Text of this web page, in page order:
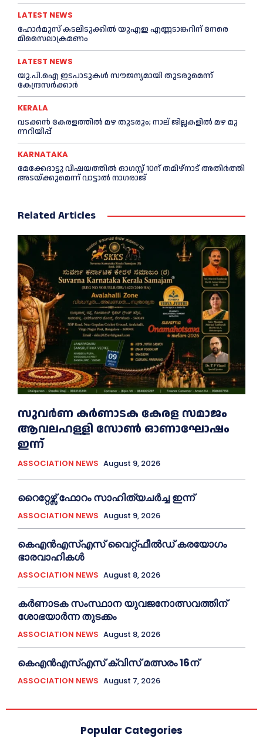
LATEST NEWS
ഹോര്‍മുസ് കടലിടുക്കില്‍ യുഎഇ എണ്ണടാങ്കറിന് നേരെ
മിസൈലാക്രമണം
LATEST NEWS
യു.പി.ഐ ഇടപാടുകൾ സൗജന്യമായി തുടരുമെന്ന്
കേന്ദ്രസർക്കാർ
KERALA
വ​ട​ക്ക​ൻ കേരളത്തില്‍ മഴ തുടരും; നാ​ല് ജി​ല്ല​ക​ളി​ൽ മ​ഴ മു​
ന്ന​റി​യി​പ്പ്
KARNATAKA
മേക്കേദാട്ടു വിഷയത്തിൽ ഓഗസ്റ്റ് 10ന് തമിഴ്നാട് അതിർത്തി
അടയ്ക്കുമെന്ന് വാട്ടാൽ നാഗരാജ്
Related Articles
സുവർണ കർണാടക കേരള സമാജം
ആവലഹള്ളി സോണ്‍ ഓണാഘോഷം
ഇന്ന്
ASSOCIATION NEWS August 9, 2026
റൈറ്റേഴ്സ് ഫോറം സാഹിത്യചർച്ച ഇന്ന്
ASSOCIATION NEWS August 9, 2026
കെഎൻഎസ്എസ് വൈറ്റ്ഫീൽഡ് കരയോഗം
ഭാരവാഹികള്‍
ASSOCIATION NEWS August 8, 2026
കര്‍ണാടക സംസ്ഥാന യുവജനോത്സവത്തിന്
ശോഭയാർന്ന തുടക്കം
ASSOCIATION NEWS August 8, 2026
കെഎൻഎസ്എസ് ക്വിസ് മത്സരം 16ന്
ASSOCIATION NEWS August 7, 2026
Popular Categories